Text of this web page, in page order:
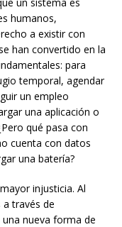
humanos,
a existir con
han convertido en la
para
temporal, agendar
un empleo
una aplicación o
qué pasa con
cuenta con datos
una batería?
injusticia. Al
través de
nueva forma de